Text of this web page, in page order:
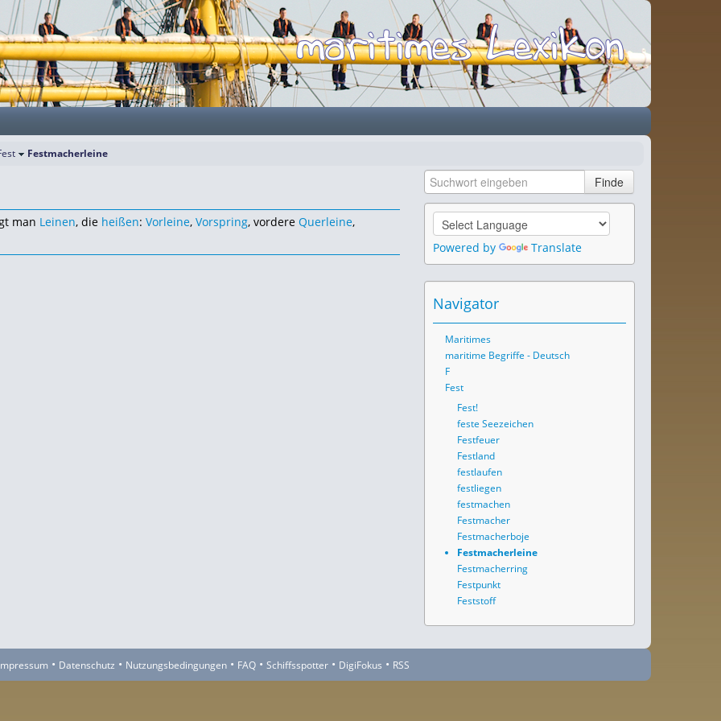
Festmacherleine
man Leinen, die heißen: Vorleine, Vorspring, vordere Querleine,
Powered by Translate
Navigator
Maritimes
maritime Begriffe - Deutsch
F
Fest
Fest!
feste Seezeichen
Festfeuer
Festland
festlaufen
festliegen
festmachen
Festmacher
Festmacherboje
Festmacherleine
Festmacherring
Festpunkt
Feststoff
• Datenschutz • Nutzungsbedingungen• FAQ• Schiffsspotter• DigiFokus • RSS